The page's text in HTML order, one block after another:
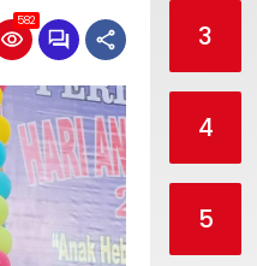
582 3
4
5